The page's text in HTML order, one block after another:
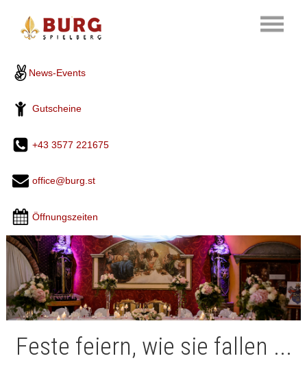
News-Events
Gutscheine
+43 3577 221675
office@burg.st
Öffnungszeiten
Feste feiern, wie sie fallen ...